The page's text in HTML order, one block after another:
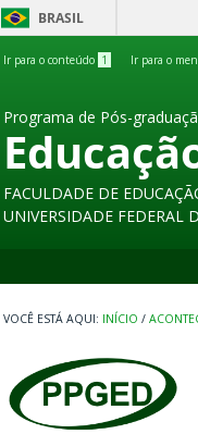
BRASIL
Ir para o conteúdo 1 Ir para o
Programa de Pós-
FACULDADE DE
UNIVERSIDADE FEDERAL
INÍCIO /